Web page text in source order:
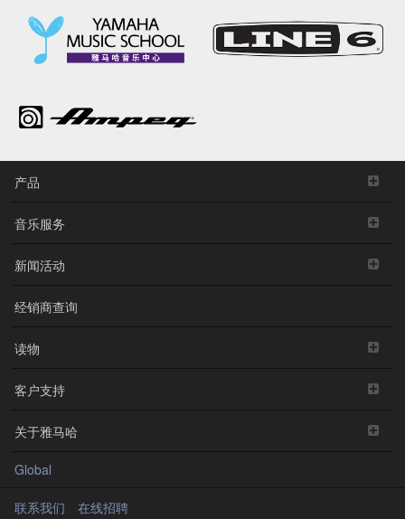
产品
音乐服务
新闻活动
经销商查询
读物
客户支持
关于雅马哈
Global
联系我们
在线招聘